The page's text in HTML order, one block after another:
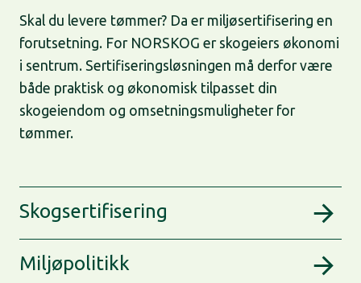
Skal du levere tømmer? Da er miljøsertifisering en
forutsetning. For NORSKOG er skogeiers økonomi
i sentrum. Sertifiseringsløsningen må derfor være
både praktisk og økonomisk tilpasset din
skogeiendom og omsetningsmuligheter for
tømmer.
Skogsertifisering
Miljøpolitikk